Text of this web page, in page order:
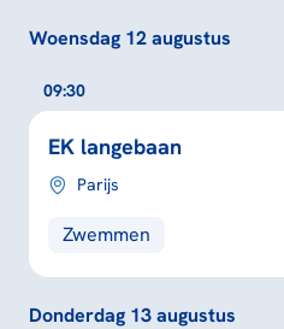
Woensdag 12 augustus
09:30
EK langebaan
Parijs
Zwemmen
Donderdag 13 augustus